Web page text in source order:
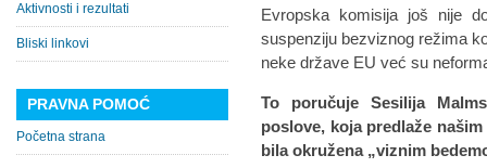
Evropska komisija još nije
suspenziju bezviznog režima
neke države EU već su
To poručuje Sesilija
poslove, koja predlaže
bila okružena „viznim
Aktivnosti i rezultati
Bliski linkovi
PRAVNA POMOĆ
Početna strana